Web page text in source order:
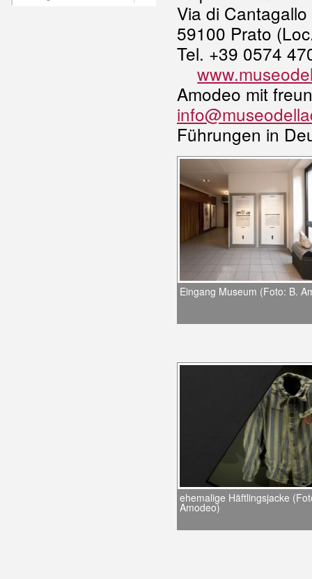
Via di
59100 Prato
Tel. +39 0574
Amodeo mit
Führungen in
Eingang Museum (Foto: B.
ehemalige Häftlingsjacke
Amodeo)